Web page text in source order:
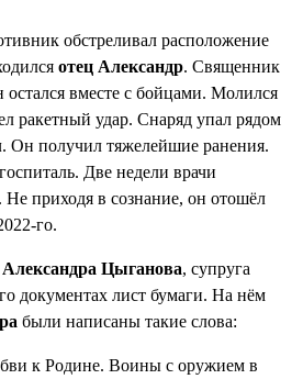
обстреливал расположение
отец Александр. Священник
вместе с бойцами. Молился
ракетный удар. Снаряд упал рядом
. Он получил тяжелейшие ранения.
Две недели врачи
Не приходя в сознание, он отошёл
го.
Александра Цыганова, супруга
документах лист бумаги. На нём
были написаны такие слова:
к Родине. Воины с оружием в